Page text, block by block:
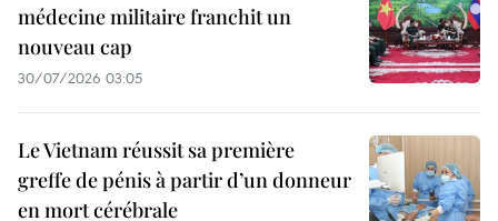
médecine militaire franchit un
nouveau cap
30/07/2026 03:05
Le Vietnam réussit sa première
greffe de pénis à partir d’un donneur
en mort cérébrale